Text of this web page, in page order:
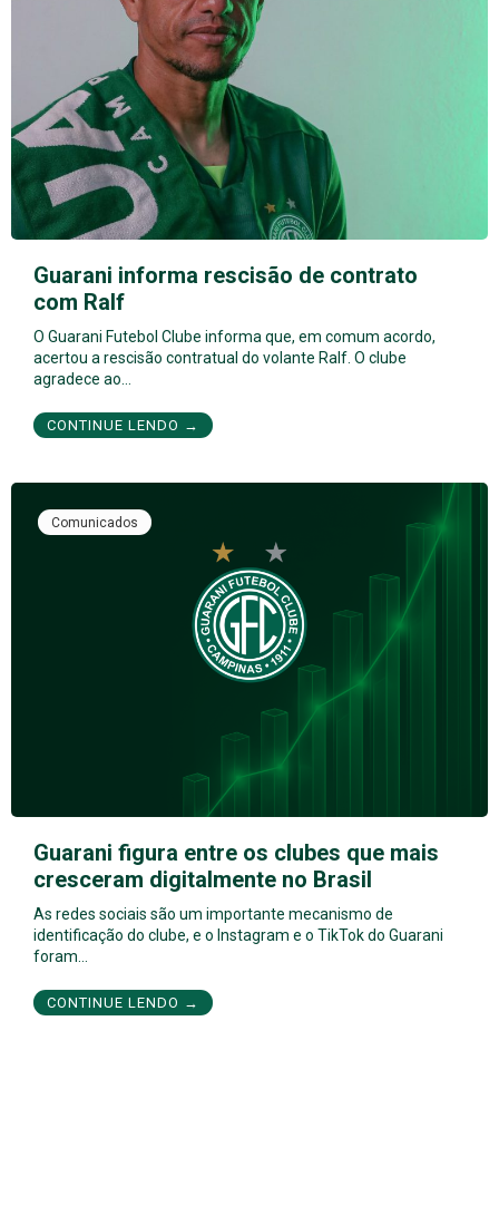
Guarani informa rescisão de contrato
com Ralf
O Guarani Futebol Clube informa que, em comum acordo,
acertou a rescisão contratual do volante Ralf. O clube
agradece ao…
CONTINUE LENDO →
Comunicados
Guarani figura entre os clubes que mais
cresceram digitalmente no Brasil
As redes sociais são um importante mecanismo de
identificação do clube, e o Instagram e o TikTok do Guarani
foram…
CONTINUE LENDO →